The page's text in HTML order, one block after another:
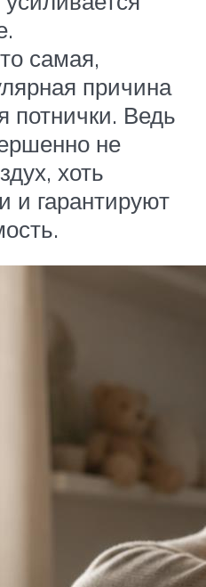
самая,
причина
потнички. Ведь
не
хоть
и гарантируют